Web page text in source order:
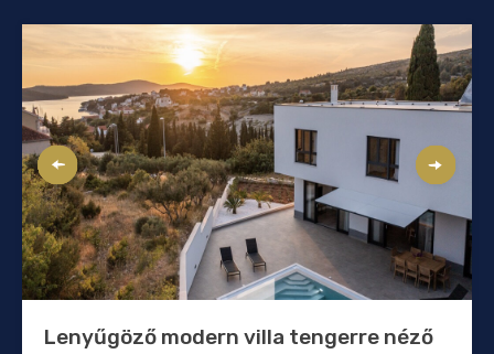
Lenyűgöző modern villa tengerre néző